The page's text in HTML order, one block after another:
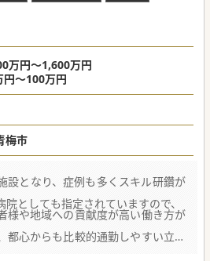
万円～1,600万円
円～100万円
都 青梅市
となり、症例も多くスキル研鑽が
としても指定されていますので、
や地域への貢献度が高い働き方が
心からも比較的通勤しやすい立地